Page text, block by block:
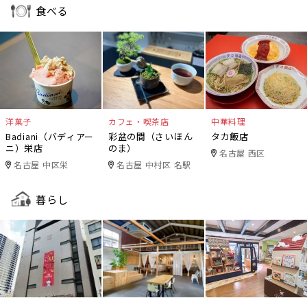
食べる
洋菓子
Badiani（バディアー
ニ）栄店
名古屋 中区栄
カフェ・喫茶店
彩盆の間（さいほん
のま）
名古屋 中村区 名駅
中華料理
タカ飯店
名古屋 西区
暮らし